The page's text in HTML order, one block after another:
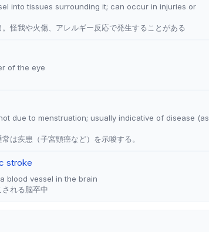
into tissues surrounding it; can occur in injuries or
怪我や火傷、アレルギー反応で発生することがある
of the eye
due to menstruation; usually indicative of disease (as
は疾患（子宮頸癌など）を示唆する。
stroke
blood vessel in the brain
れる脳卒中